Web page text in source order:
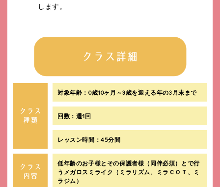
します。
対象年齢：0歳10ヶ月～3歳を迎える年の3月末まで
回数：週1回
レッスン時間：45分間
低年齢のお子様とその保護者様（同伴必須）とで行
うメガロスミライク（ミラリズム、ミラＣＯＴ、ミ
ラジム）